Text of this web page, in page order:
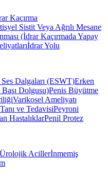
Kaçırma
Sistit Veya Ağrılı Mesane
(İdrar Kaçırmada Yapay
İdrar Yolu
Dalgaları (ESWT)Erken
Dolgusu)Penis Büyütme
Varikosel Ameliyatı
ve TedavisiPeyroni
HastalıklarPenil Protez
Ürolojik Acillerİnmemiş